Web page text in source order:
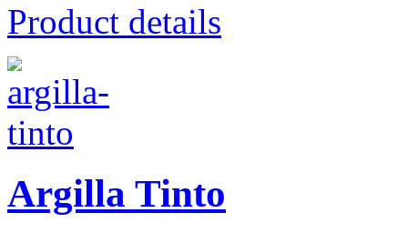
Product details
Argilla Tinto